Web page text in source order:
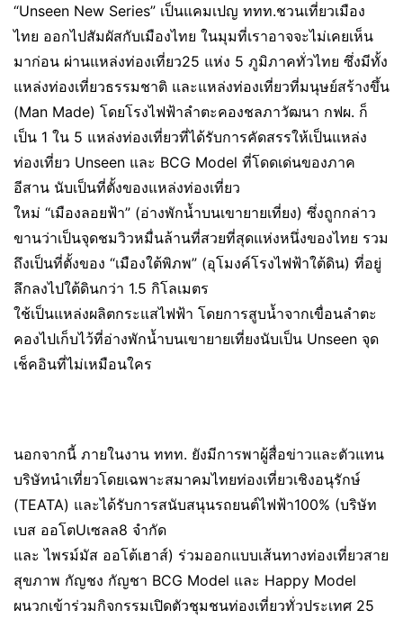
“Unseen New Series” เป็นแคมเปญ ททท.ชวนเที่ยวเมือง
ไทย ออกไปสัมผัสกับเมืองไทย ในมุมที่เราอาจจะไม่เคยเห็น
มาก่อน ผ่านแหล่งท่องเที่ยว25 แห่ง 5 ภูมิภาคทั่วไทย ซึ่งมีทั้ง
แหล่งท่องเที่ยวธรรมชาติ และแหล่งท่องเที่ยวที่มนุษย์สร้างขึ้น
(Man Made) โดยโรงไฟฟ้าลำตะคองชลภาวัฒนา กฟผ. ก็
เป็น 1 ใน 5 แหล่งท่องเที่ยวที่ได้รับการคัดสรรให้เป็นแหล่ง
ท่องเที่ยว Unseen และ BCG Model ที่โดดเด่นของภาค
อีสาน นับเป็นที่ตั้งของแหล่งท่องเที่ยว
ใหม่ “เมืองลอยฟ้า” (อ่างพักน้ำบนเขายายเที่ยง) ซึ่งถูกกล่าว
ขานว่าเป็นจุดชมวิวหมื่นล้านที่สวยที่สุดแห่งหนึ่งของไทย รวม
ถึงเป็นที่ตั้งของ “เมืองใต้พิภพ” (อุโมงค์โรงไฟฟ้าใต้ดิน) ที่อยู่
ลึกลงไปใต้ดินกว่า 1.5 กิโลเมตร
ใช้เป็นแหล่งผลิตกระแสไฟฟ้า โดยการสูบน้ำจากเขื่อนลำตะ
คองไปเก็บไว้ที่อ่างพักน้ำบนเขายายเที่ยงนับเป็น Unseen จุด
เช็คอินที่ไม่เหมือนใคร
นอกจากนี้ ภายในงาน ททท. ยังมีการพาผู้สื่อข่าวและตัวแทน
บริษัทนำเที่ยวโดยเฉพาะสมาคมไทยท่องเที่ยวเชิงอนุรักษ์
(TEATA) และได้รับการสนับสนุนรถยนต์ไฟฟ้า100% (บริษัท
เบส ออโตUเซลล8 จำกัด
และ ไพรม์มัส ออโต้เฮาส์) ร่วมออกแบบเส้นทางท่องเที่ยวสาย
สุขภาพ กัญชง กัญชา BCG Model และ Happy Model
ผนวกเข้าร่วมกิจกรรมเปิดตัวชุมชนท่องเที่ยวทั่วประเทศ 25